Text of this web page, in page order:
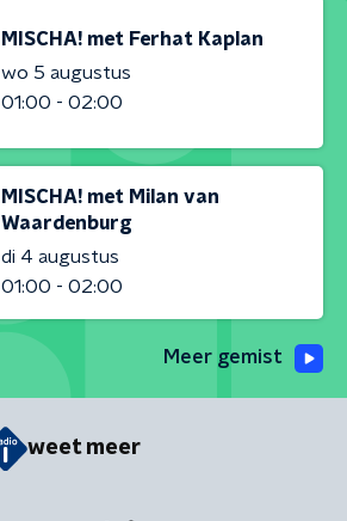
MISCHA! met Ferhat Kaplan
wo 5 augustus
01:00 - 02:00
MISCHA! met Milan van
Waardenburg
di 4 augustus
01:00 - 02:00
Meer gemist
weet meer